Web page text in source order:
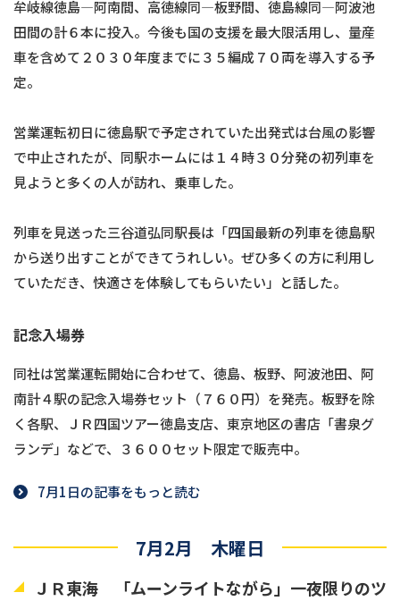
牟岐線徳島―阿南間、高徳線同―板野間、徳島線同―阿波池
田間の計６本に投入。今後も国の支援を最大限活用し、量産
車を含めて２０３０年度までに３５編成７０両を導入する予
定。
営業運転初日に徳島駅で予定されていた出発式は台風の影響
で中止されたが、同駅ホームには１４時３０分発の初列車を
見ようと多くの人が訪れ、乗車した。
列車を見送った三谷道弘同駅長は「四国最新の列車を徳島駅
から送り出すことができてうれしい。ぜひ多くの方に利用し
ていただき、快適さを体験してもらいたい」と話した。
記念入場券
同社は営業運転開始に合わせて、徳島、板野、阿波池田、阿
南計４駅の記念入場券セット（７６０円）を発売。板野を除
く各駅、ＪＲ四国ツアー徳島支店、東京地区の書店「書泉グ
ランデ」などで、３６００セット限定で販売中。
7月1日の記事をもっと読む
7月2月 木曜日
ＪＲ東海 「ムーンライトながら」一夜限りのツ